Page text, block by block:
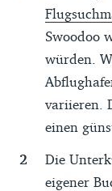
Swoodoo
würden.
variieren.
einen
Die
eigener